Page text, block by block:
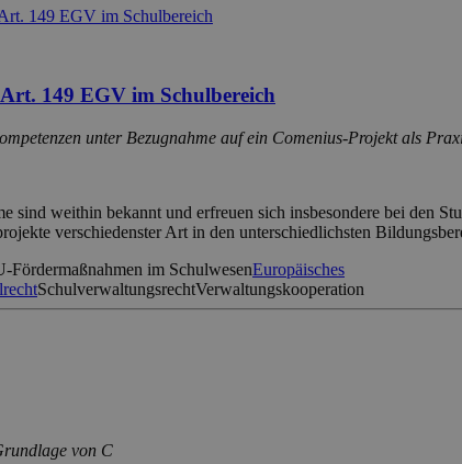
149 EGV im Schulbereich
unter Bezugnahme auf ein Comenius-Projekt als
sind weithin bekannt und erfreuen sich insbesondere bei den
verschiedenster Art in den unterschiedlichsten
Fördermaßnahmen im SchulwesenEuropäisches
SchulverwaltungsrechtVerwaltungskooperation
von C